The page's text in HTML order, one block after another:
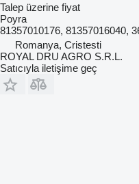
Talep üzerine fiyat
Poyra
81357010176, 81357016040,
Romanya, Cristesti
ROYAL DRU AGRO S.R.L.
Satıcıyla iletişime geç